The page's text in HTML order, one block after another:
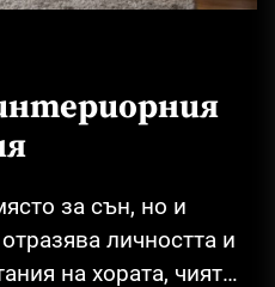
за сън, но и
личността и
на хората, чиято